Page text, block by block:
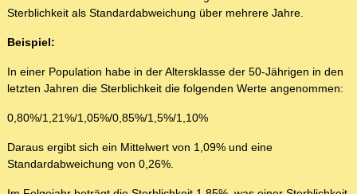
Sterblichkeit als Standardabweichung über mehrere Jahre.
Beispiel:
In einer Population habe in der Altersklasse der 50-Jährigen in den
letzten Jahren die Sterblichkeit die folgenden Werte angenommen:
0,80%/1,21%/1,05%/0,85%/1,5%/1,10%
Daraus ergibt sich ein Mittelwert von 1,09% und eine
Standardabweichung von 0,26%.